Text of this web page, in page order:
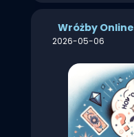
Wróżby Online
2026-05-06